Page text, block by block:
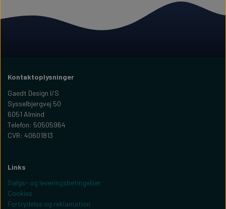
Kontaktoplysninger
Gaedt Design I/S
Sysselbjergvej 50
6051 Almind
Telefon: 50505964
CVR: 40601813
Links
Salgs- og leveringsbetingelser
Cookies
Fortrydelse og reklamation